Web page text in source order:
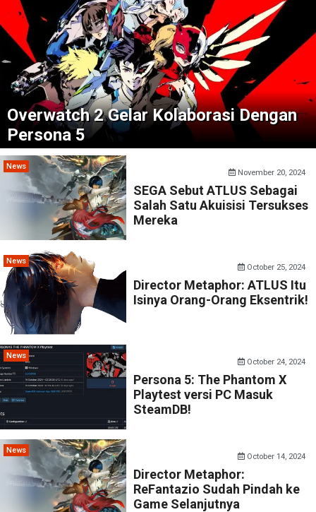
Overwatch 2 Gelar Kolaborasi Dengan
Persona 5
News
November 20, 2024
SEGA Sebut ATLUS Sebagai
Salah Satu Akuisisi Tersukses
Mereka
News
October 25, 2024
Director Metaphor: ATLUS Itu
Isinya Orang-Orang Eksentrik!
News
October 24, 2024
Persona 5: The Phantom X
Playtest versi PC Masuk
SteamDB!
News
October 14, 2024
Director Metaphor:
ReFantazio Sudah Pindah ke
Game Selanjutnya